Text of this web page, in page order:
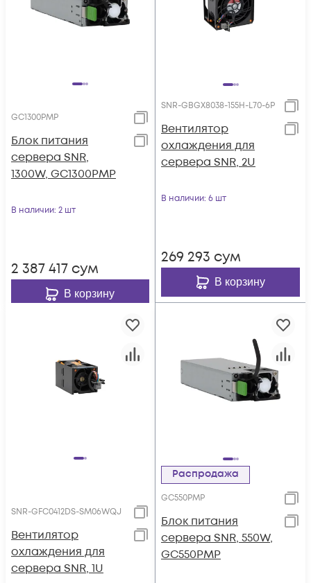
GC1300PMP
Блок питания
сервера SNR,
1300W, GC1300PMP
В наличии: 2 шт
2 387 417 сум
В корзину
SNR-GBGX8038-155H-L70-6P
Вентилятор
охлаждения для
сервера SNR, 2U
В наличии: 6 шт
269 293 сум
В корзину
SNR-GFC0412DS-SM06WQJ
Вентилятор
охлаждения для
сервера SNR, 1U
Распродажа
GC550PMP
Блок питания
сервера SNR, 550W,
GC550PMP